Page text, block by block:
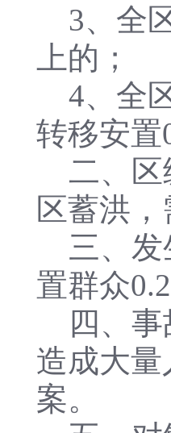
3、全
上的；
4、全
转移安置
二、区
区蓄洪
三、发
置群众
四、事
造成大
案。